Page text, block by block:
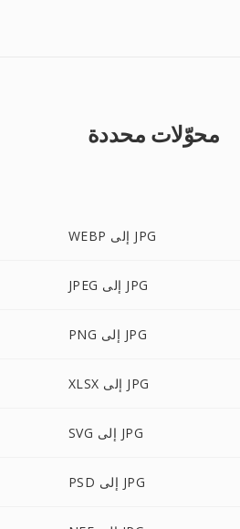
محوّلات محددة
WEBP إلى JPG
JPEG إلى JPG
PNG إلى JPG
XLSX إلى JPG
SVG إلى JPG
PSD إلى JPG